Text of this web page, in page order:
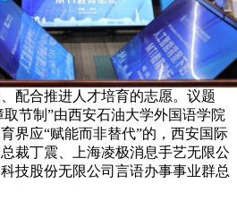
配合推进人才培育的志愿。议题
节制”由西安石油大学外国语学院
界应“赋能而非替代”的，西安国际
裁丁震、上海凌极消息手艺无限公
技股份无限公司言语办事事业群总